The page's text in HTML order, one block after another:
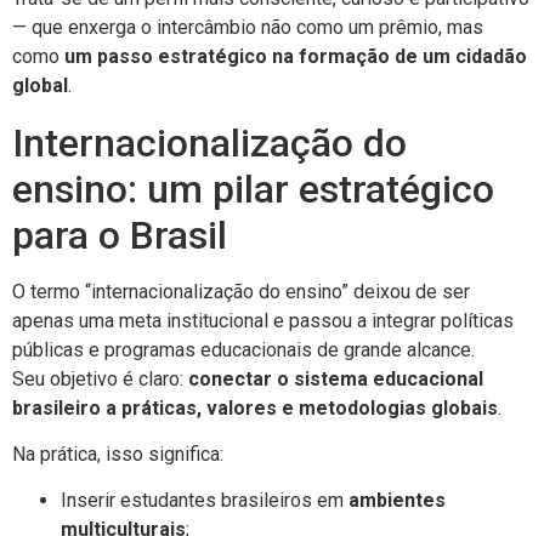
— que enxerga o intercâmbio não como um prêmio, mas
como um passo estratégico na formação de um cidadão
global.
Internacionalização do
ensino: um pilar estratégico
para o Brasil
O termo “internacionalização do ensino” deixou de ser
apenas uma meta institucional e passou a integrar políticas
públicas e programas educacionais de grande alcance.
Seu objetivo é claro: conectar o sistema educacional
brasileiro a práticas, valores e metodologias globais.
Na prática, isso significa:
Inserir estudantes brasileiros em ambientes
multiculturais;